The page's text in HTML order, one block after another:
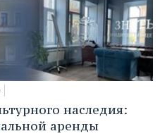
наследия:
аренды